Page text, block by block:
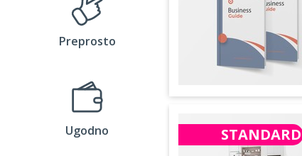
Preprosto
Ugodno STANDARD